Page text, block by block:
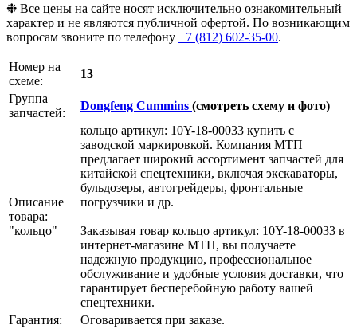
❉ Все цены на сайте носят исключительно ознакомительный
характер и не являются публичной офертой. По возникающим
вопросам звоните по телефону +7 (812) 602-35-00.
Номер на
схеме:
13
Группа
запчастей:
Dongfeng Cummins (смотреть схему и фото)
Описание
товара:
"кольцо"
кольцо артикул: 10Y-18-00033 купить с
заводской маркировкой. Компания МТП
предлагает широкий ассортимент запчастей для
китайской спецтехники, включая экскаваторы,
бульдозеры, автогрейдеры, фронтальные
погрузчики и др.
Заказывая товар кольцо артикул: 10Y-18-00033 в
интернет-магазине МТП, вы получаете
надежную продукцию, профессиональное
обслуживание и удобные условия доставки, что
гарантирует бесперебойную работу вашей
спецтехники.
Гарантия:
Оговаривается при заказе.